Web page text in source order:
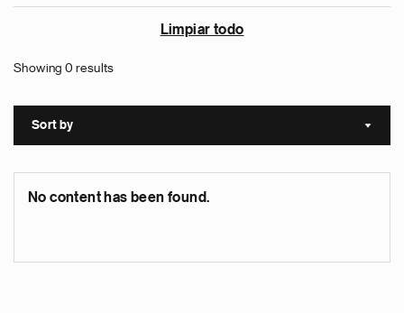
Limpiar todo
Showing 0 results
Sort by Sort
No content has been found.